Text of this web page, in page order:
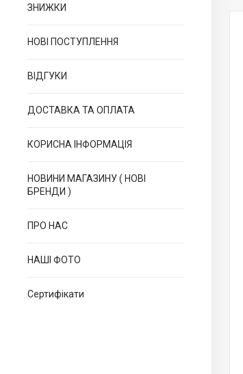
ЗНИЖКИ
НОВІ ПОСТУПЛЕННЯ
ВІДГУКИ
ДОСТАВКА ТА ОПЛАТА
КОРИСНА ІНФОРМАЦІЯ
НОВИНИ МАГАЗИНУ ( НОВІ
БРЕНДИ )
ПРО НАС
НАШІ ФОТО
Сертифікати